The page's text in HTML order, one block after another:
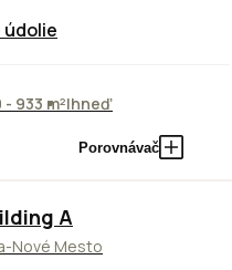
údolie
933 m²Ihneď
Porovnávač
A
Nové Mesto